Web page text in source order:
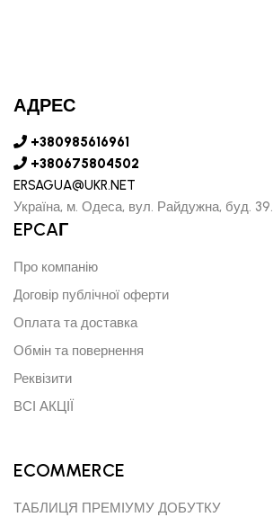
АДРЕС
+380985616961
+380675804502
ERSAGUA@UKR.NET
Україна, м. Одеса, вул. Райдужна, буд. 39.
EPCAГ
Про компанію
Договір публічної оферти
Оплата та доставка
Обмін та повернення
Реквізити
ВСІ АКЦІЇ
ECOMMERCE
ТАБЛИЦЯ ПРЕМІУМУ ДОБУТКУ